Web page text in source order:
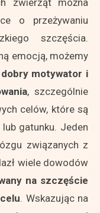
zwierząt można
o przeżywaniu
szczęścia.
emocją, możemy
dobry motywator i
, szczególnie
celów, które są
gatunku. Jeden
związanych z
wiele dowodów
na szczęście
. Wskazując na